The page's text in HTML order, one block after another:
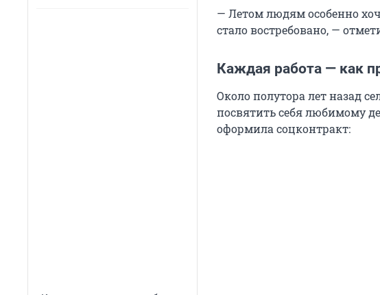
— Летом людям особенно
стало востребовано, —
Каждая работа — как
Около полутора лет назад
посвятить себя любимому
оформила соцконтракт: